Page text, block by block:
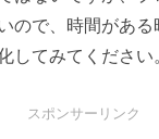
ので、時間がある
してみてください。
スポンサーリンク